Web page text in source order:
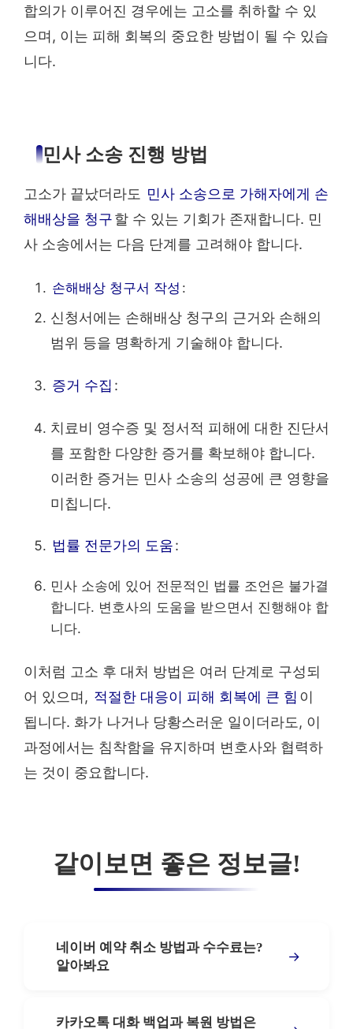
합의가 이루어진 경우에는 고소를 취하할 수 있
으며, 이는 피해 회복의 중요한 방법이 될 수 있습
니다.
민사 소송 진행 방법
고소가 끝났더라도 민사 소송으로 가해자에게 손
해배상을 청구할 수 있는 기회가 존재합니다. 민
사 소송에서는 다음 단계를 고려해야 합니다.
손해배상 청구서 작성 :
신청서에는 손해배상 청구의 근거와 손해의
범위 등을 명확하게 기술해야 합니다.
증거 수집 :
치료비 영수증 및 정서적 피해에 대한 진단서
를 포함한 다양한 증거를 확보해야 합니다.
이러한 증거는 민사 소송의 성공에 큰 영향을
미칩니다.
법률 전문가의 도움:
민사 소송에 있어 전문적인 법률 조언은 불가결
합니다. 변호사의 도움을 받으면서 진행해야 합
니다.
이처럼 고소 후 대처 방법은 여러 단계로 구성되
어 있으며, 적절한 대응이 피해 회복에 큰 힘 이
됩니다. 화가 나거나 당황스러운 일이더라도, 이
과정에서는 침착함을 유지하며 변호사와 협력하
는 것이 중요합니다.
같이보면 좋은 정보글!
네이버 예약 취소 방법과 수수료는?
알아봐요
→
카카오톡 대화 백업과 복원 방법은